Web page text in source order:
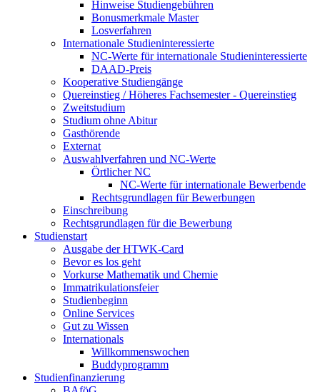
Hinweise Studiengebühren
Bonusmerkmale Master
Losverfahren
Internationale Studieninteressierte
NC-Werte für internationale Studieninteressierte
DAAD-Preis
Kooperative Studiengänge
Quereinstieg / Höheres Fachsemester - Quereinstieg
Zweitstudium
Studium ohne Abitur
Gasthörende
Externat
Auswahlverfahren und NC-Werte
Örtlicher NC
NC-Werte für internationale Bewerbende
Rechtsgrundlagen für Bewerbungen
Einschreibung
Rechtsgrundlagen für die Bewerbung
Studienstart
Ausgabe der HTWK-Card
Bevor es los geht
Vorkurse Mathematik und Chemie
Immatrikulationsfeier
Studienbeginn
Online Services
Gut zu Wissen
Internationals
Willkommenswochen
Buddyprogramm
Studienfinanzierung